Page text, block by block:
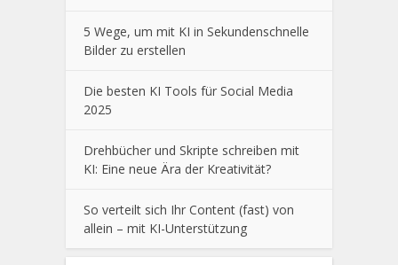
5 Wege, um mit KI in Sekundenschnelle
Bilder zu erstellen
Die besten KI Tools für Social Media
2025
Drehbücher und Skripte schreiben mit
KI: Eine neue Ära der Kreativität?
So verteilt sich Ihr Content (fast) von
allein – mit KI-Unterstützung